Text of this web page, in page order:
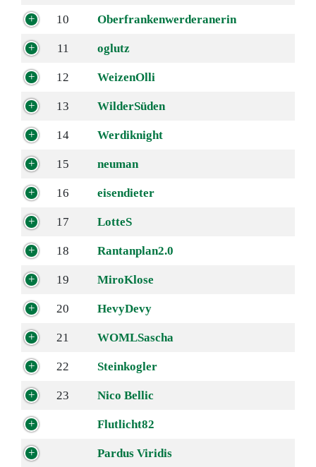
10 Oberfrankenwerderanerin
11 oglutz
12 WeizenOlli
13 WilderSüden
14 Werdiknight
15 neuman
16 eisendieter
17 LotteS
18 Rantanplan2.0
19 MiroKlose
20 HevyDevy
21 WOMLSascha
22 Steinkogler
23 Nico Bellic
Flutlicht82
Pardus Viridis